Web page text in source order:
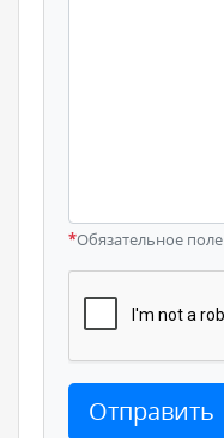
*Обязательное поле
Отправить